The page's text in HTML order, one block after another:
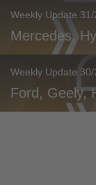
Weekly Update 31/
Mercedes,
Weekly Update 30/
Ford, Geely,